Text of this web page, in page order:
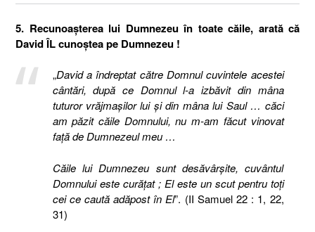
5. Recunoaşterea lui Dumnezeu în toate căile, arată că
David ÎL cunoştea pe Dumnezeu !
„David a îndreptat către Domnul cuvintele acestei
cântări, după ce Domnul l-a izbăvit din mâna
tuturor vrăjmaşilor lui şi din mâna lui Saul … căci
am păzit căile Domnului, nu m-am făcut vinovat
faţă de Dumnezeul meu …
Căile lui Dumnezeu sunt desăvârşite, cuvântul
Domnului este curăţat ; El este un scut pentru toţi
cei ce caută adăpost în El”. (II Samuel 22 : 1, 22,
31)